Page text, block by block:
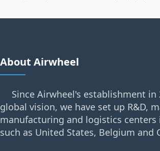
About Airwheel
Since Airwheel's establishment in
global vision, we have set up R&D,
manufacturing and logistics centers
such as United States, Belgium and